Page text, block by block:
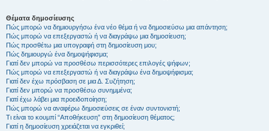
Θέματα δημοσίευσης
Πώς μπορώ να δημιουργήσω ένα νέο θέμα ή να δημοσιεύσω μια απάντηση;
Πώς μπορώ να επεξεργαστώ ή να διαγράψω μια δημοσίευση;
Πώς προσθέτω μια υπογραφή στη δημοσίευση μου;
Πώς δημιουργώ ένα δημοψήφισμα;
Γιατί δεν μπορώ να προσθέσω περισσότερες επιλογές ψήφων;
Πώς μπορώ να επεξεργαστώ ή να διαγράψω ένα δημοψήφισμα;
Γιατί δεν έχω πρόσβαση σε μια Δ. Συζήτηση;
Γιατί δεν μπορώ να προσθέσω συνημμένα;
Γιατί έχω λάβει μια προειδοποίηση;
Πώς μπορώ να αναφέρω δημοσιεύσεις σε έναν συντονιστή;
Τι είναι το κουμπί “Αποθήκευση” στη δημοσίευση θέματος;
Γιατί η δημοσίευση χρειάζεται να εγκριθεί;